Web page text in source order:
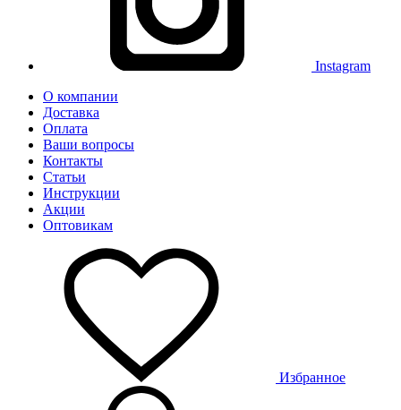
Instagram
О компании
Доставка
Оплата
Ваши вопросы
Контакты
Статьи
Инструкции
Акции
Оптовикам
Избранное